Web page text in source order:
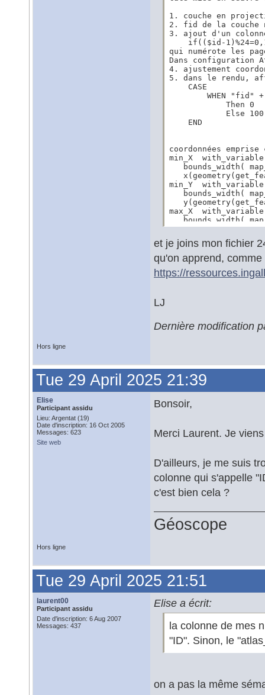
1. couche en
2. fid de la couche
3. ajout d'un
if(($id-
qui numérote les
Dans configuration
4. ajustement
5. dans le rendu,
    CASE
WHEN "fid"
            Then 0
            Else 100
    END
coordonnées
min_X
bounds_width(
min_Y
bounds_width(
max_X
bounds_width(
max_Y
bounds_width(
et je joins mon fichier
qu'on apprend, comme
https://
LJ
Dernière modification
Hors ligne
Tue 29 April 2025 21:39
Elise
Participant assidu
Lieu: Argentat (19)
Date d'inscription: 16 Oct 2005
Messages: 623
Site web
Bonsoir,
Merci Laurent. Je
D'ailleurs, je me suis
colonne qui s'appelle
c'est bien cela ?
Géoscope
Hors ligne
Tue 29 April 2025 21:51
laurent00
Participant assidu
Date d'inscription: 6 Aug 2007
Messages: 437
Elise a écrit:
la colonne de mes
"ID". Sinon, le
on a pas la même